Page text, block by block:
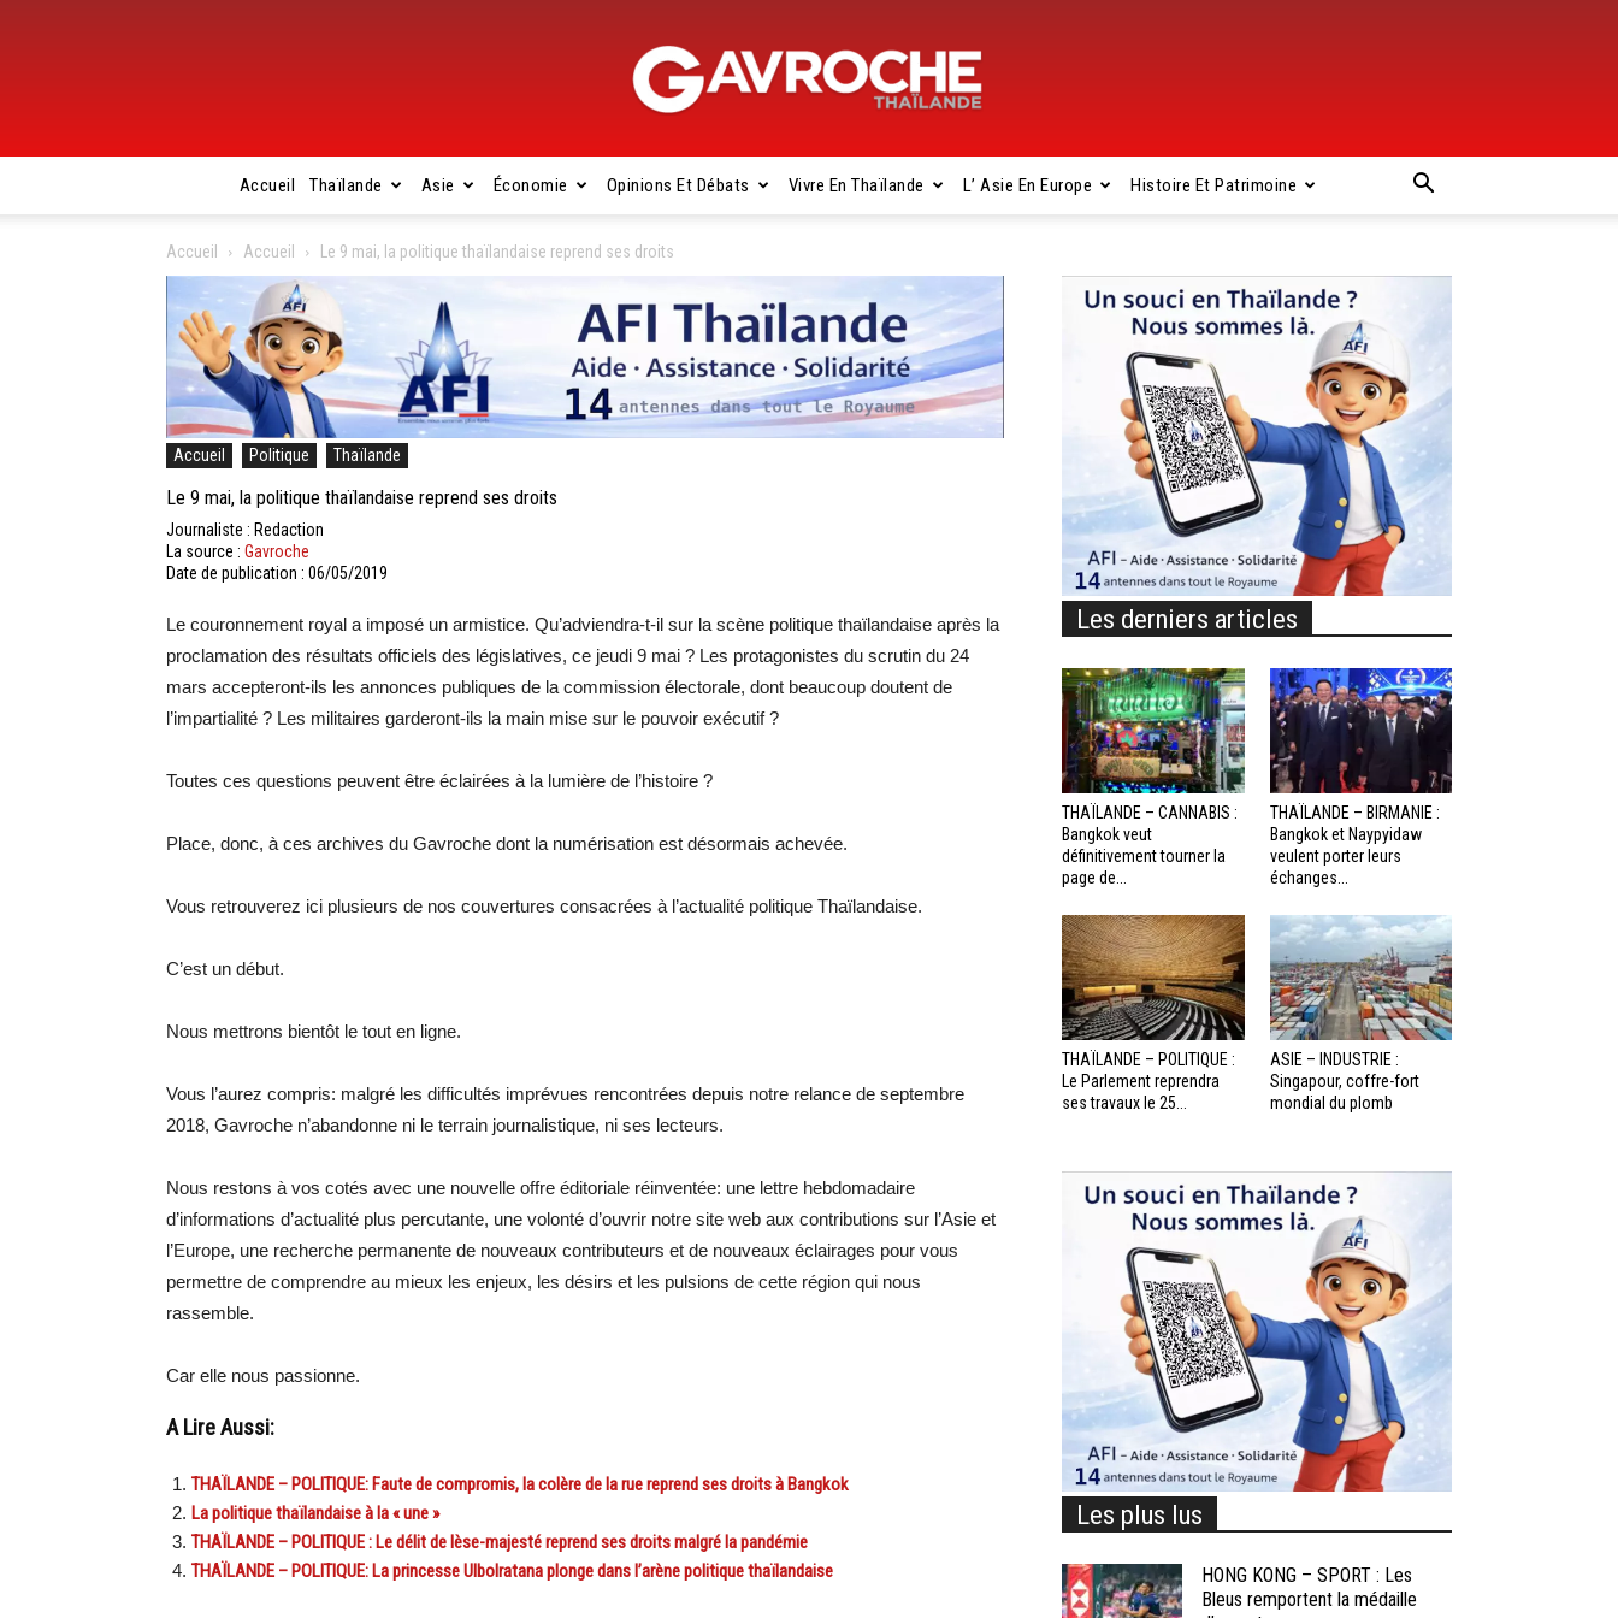
Gavroche
Thaïlande
Accueil Thaïlande Asie Économie Opinions Et Débats Vivre En Thaïlande L’ Asie En Europe Histoire Et Patrimoine
Accueil Accueil Le 9 mai, la politique thaïlandaise reprend ses droits
Accueil Politique Thaïlande
Le 9 mai, la politique thaïlandaise reprend ses droits
Journaliste : Redaction
La source : Gavroche
Date de publication : 06/05/2019
Le couronnement royal a imposé un armistice. Qu’adviendra-t-il sur la scène politique thaïlandaise après la
proclamation des résultats officiels des législatives, ce jeudi 9 mai ? Les protagonistes du scrutin du 24
mars accepteront-ils les annonces publiques de la commission électorale, dont beaucoup doutent de
l’impartialité ? Les militaires garderont-ils la main mise sur le pouvoir exécutif ?
Toutes ces questions peuvent être éclairées à la lumière de l’histoire ?
Place, donc, à ces archives du Gavroche dont la numérisation est désormais achevée.
Vous retrouverez ici plusieurs de nos couvertures consacrées à l’actualité politique Thaïlandaise.
C’est un début.
Nous mettrons bientôt le tout en ligne.
Vous l’aurez compris: malgré les difficultés imprévues rencontrées depuis notre relance de septembre
2018, Gavroche n’abandonne ni le terrain journalistique, ni ses lecteurs.
Nous restons à vos cotés avec une nouvelle offre éditoriale réinventée: une lettre hebdomadaire
d’informations d’actualité plus percutante, une volonté d’ouvrir notre site web aux contributions sur l’Asie et
l’Europe, une recherche permanente de nouveaux contributeurs et de nouveaux éclairages pour vous
permettre de comprendre au mieux les enjeux, les désirs et les pulsions de cette région qui nous
rassemble.
Car elle nous passionne.
A Lire Aussi:
THAÏLANDE – POLITIQUE: Faute de compromis, la colère de la rue reprend ses droits à Bangkok
La politique thaïlandaise à la « une »
THAÏLANDE – POLITIQUE : Le délit de lèse-majesté reprend ses droits malgré la pandémie
THAÏLANDE – POLITIQUE: La princesse Ulbolratana plonge dans l’arène politique thaïlandaise
Les derniers articles
THAÏLANDE – CANNABIS :
Bangkok veut
définitivement tourner la
page de...
THAÏLANDE – BIRMANIE :
Bangkok et Naypyidaw
veulent porter leurs
échanges...
THAÏLANDE – POLITIQUE :
Le Parlement reprendra
ses travaux le 25...
ASIE – INDUSTRIE :
Singapour, coffre-fort
mondial du plomb
Les plus lus
HONG KONG – SPORT : Les
Bleus remportent la médaille